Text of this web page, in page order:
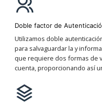
Doble factor de
Utilizamos doble
para salvaguardar la y
que requiere dos formas de
cuenta, proporcionando así